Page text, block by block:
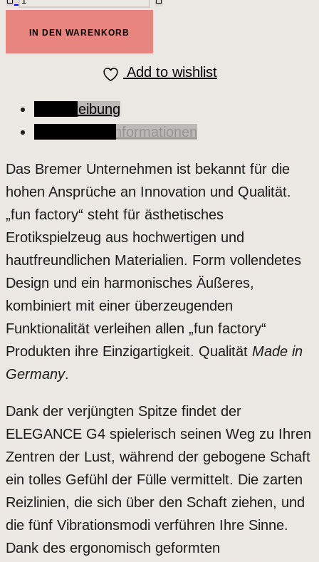
IN DEN WARENKORB
Add to wishlist
Beschreibung
Zusätzliche Informationen
Das Bremer Unternehmen ist bekannt für die
hohen Ansprüche an Innovation und Qualität.
„fun factory“ steht für ästhetisches
Erotikspielzeug aus hochwertigen und
hautfreundlichen Materialien. Form vollendetes
Design und ein harmonisches Äußeres,
kombiniert mit einer überzeugenden
Funktionalität verleihen allen „fun factory“
Produkten ihre Einzigartigkeit. Qualität Made in
Germany.
Dank der verjüngten Spitze findet der
ELEGANCE G4 spielerisch seinen Weg zu Ihren
Zentren der Lust, während der gebogene Schaft
ein tolles Gefühl der Fülle vermittelt. Die zarten
Reizlinien, die sich über den Schaft ziehen, und
die fünf Vibrationsmodi verführen Ihre Sinne.
Dank des ergonomisch geformten